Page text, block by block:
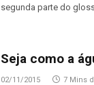
segunda parte do
Seja como a
02/11/2015 7 Mins